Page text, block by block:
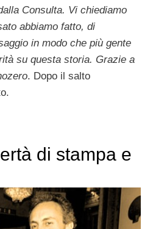
Consulta. Vi chiediamo
abbiamo fatto, di
in modo che più gente
su questa storia. Grazie a
. Dopo il salto
di stampa e